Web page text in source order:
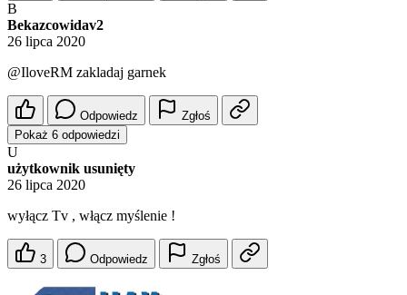
B
Bekazcowidav2
26 lipca 2020
@IloveRM zakladaj garnek
Odpowiedz
Zgłoś
Pokaż 6 odpowiedzi
U
użytkownik usunięty
26 lipca 2020
wyłącz Tv , włącz myślenie !
3 Odpowiedz Zgłoś